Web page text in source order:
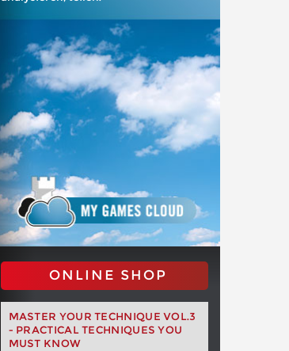
ONLINE SHOP
MASTER YOUR TECHNIQUE VOL.3
- PRACTICAL TECHNIQUES YOU
MUST KNOW